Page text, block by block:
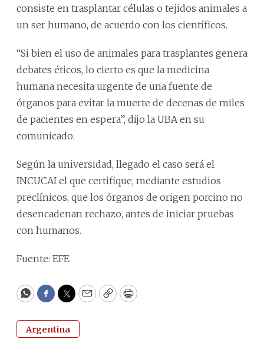
consiste en trasplantar células o tejidos animales a
un ser humano, de acuerdo con los científicos.
“Si bien el uso de animales para trasplantes genera
debates éticos, lo cierto es que la medicina
humana necesita urgente de una fuente de
órganos para evitar la muerte de decenas de miles
de pacientes en espera”, dijo la UBA en su
comunicado.
Según la universidad, llegado el caso será el
INCUCAI el que certifique, mediante estudios
preclínicos, que los órganos de origen porcino no
desencadenan rechazo, antes de iniciar pruebas
con humanos.
Fuente: EFE
WhatsApp
Facebook
Twitter
EmailCopyPrint
Argentina